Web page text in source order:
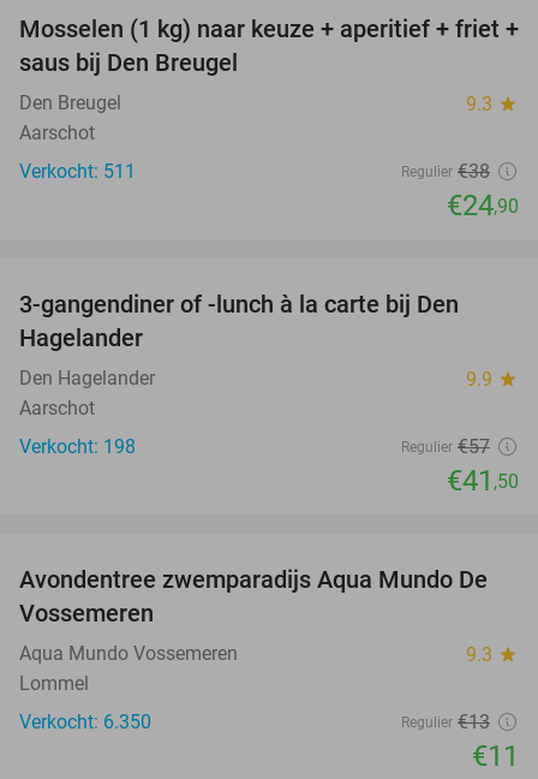
34%
Mosselen (1 kg) naar keuze + aperitief + friet +
saus bij Den Breugel
Den Breugel 9.3 star
Aarschot
Verkocht: 511
Regulier €38
€24,90
3-gangendiner of -lunch à la carte bij Den
Hagelander
Den Hagelander 9.9 star
Aarschot
Verkocht: 198
Regulier €57
€41 ,50
15%
Avondentree zwemparadijs Aqua Mundo De
Vossemeren
Aqua Mundo Vossemeren 9.3 star
Lommel
Verkocht: 6.350
Regulier €13
€11